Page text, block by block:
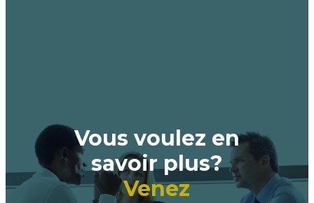
Vous voulez en
savoir plus?
Venez